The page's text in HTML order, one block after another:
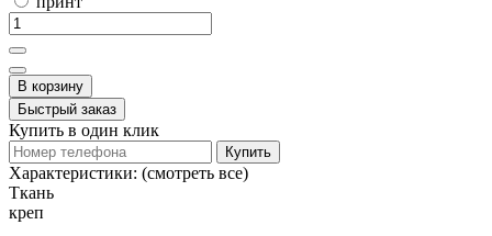
В корзину
Быстрый заказ
Купить в один клик
Купить
Характеристики: (смотреть все)
Ткань
креп